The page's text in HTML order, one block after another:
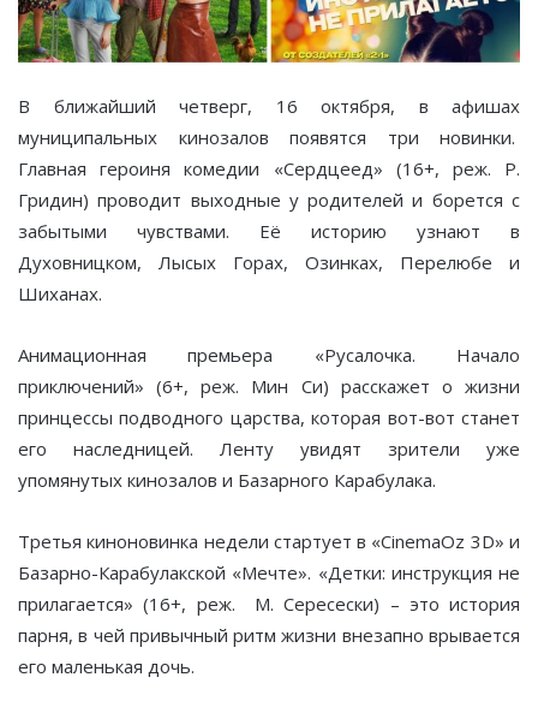
В ближайший четверг, 16 октября, в афишах
муниципальных кинозалов появятся три новинки.
Главная героиня комедии «Сердцеед» (16+, реж. Р.
Гридин) проводит выходные у родителей и борется с
забытыми чувствами. Её историю узнают в
Духовницком, Лысых Горах, Озинках, Перелюбе и
Шиханах.
Анимационная премьера «Русалочка. Начало
приключений» (6+, реж. Мин Си) расскажет о жизни
принцессы подводного царства, которая вот-вот станет
его наследницей. Ленту увидят зрители уже
упомянутых кинозалов и Базарного Карабулака.
Третья киноновинка недели стартует в «CinemaOz 3D» и
Базарно-Карабулакской «Мечте». «Детки: инструкция не
прилагается» (16+, реж. М. Сересески) – это история
парня, в чей привычный ритм жизни внезапно врывается
его маленькая дочь.